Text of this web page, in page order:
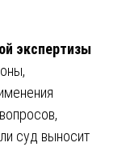
экспертизы
суд выносит